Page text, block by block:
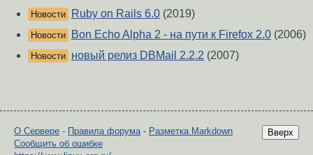
Новости Ruby on Rails 6.0 (2019)
Новости Bon Echo Alpha 2 - на пути к Firefox 2.0 (2006)
Новости новый релиз DBMail 2.2.2 (2007)
Вверх
О Сервере - Правила форума- Разметка Markdown
Сообщить об ошибке